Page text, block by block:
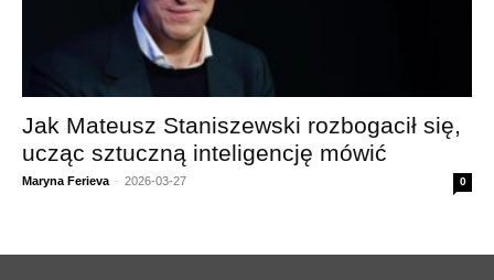
Jak Mateusz Staniszewski rozbogacił się,
ucząc sztuczną inteligencję mówić
Maryna Ferieva - 2026-03-27 0